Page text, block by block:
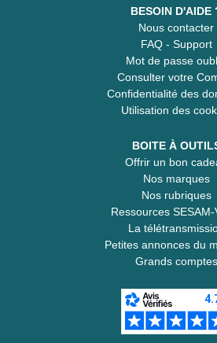
BESOIN D'AIDE
Nous contacter
FAQ - Support
Mot de passe
Consulter votre
Confidentialité des
Utilisation des
BOITE À
Offrir un bon
Nos marques
Nos rubriques
Ressources SESAM-
La
Petites annonces du
Grands comptes